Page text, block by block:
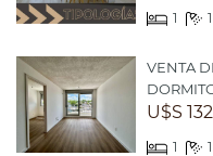
1 1
VENTA
U$S
1 1